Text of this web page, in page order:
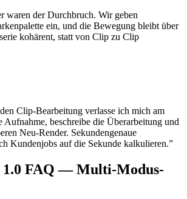
waren der Durchbruch. Wir geben
ein, und die Bewegung bleibt über
kohärent, statt von Clip zu Clip
Clip-Bearbeitung verlasse ich mich am
Aufnahme, beschreibe die Überarbeitung und
Neu-Render. Sekundengenaue
Kundenjobs auf die Sekunde kalkulieren.”
1.0 FAQ — Multi-Modus-